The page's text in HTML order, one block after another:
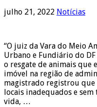
julho 21, 2022 Notícias
“O juiz da Vara do Meio
Urbano e Fundiário do
o resgate de animais que
imóvel na região de
magistrado registrou que
locais inadequados e
vida, …